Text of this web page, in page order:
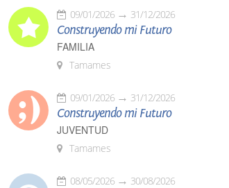
09/01/2026 31/12/2026
Construyendo mi Futuro
FAMILIA
Tamames
09/01/2026 31/12/2026
Construyendo mi Futuro
JUVENTUD
Tamames
08/05/2026 30/08/2026